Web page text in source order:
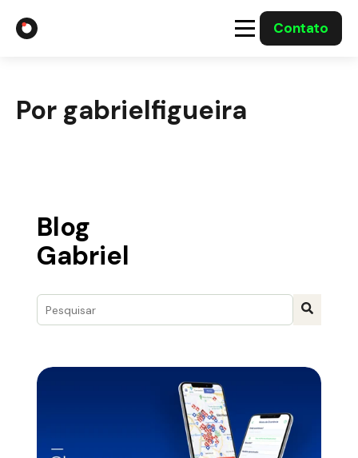
Contato
Soluções
Por gabrielfigueira
Blog
Gabriel
Este é um campo de pesquisa com recurso de